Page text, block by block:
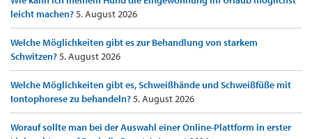
leicht machen?5. August 2026
Welche Möglichkeiten gibt es zur Behandlung von starkem
Schwitzen?5. August 2026
Welche Möglichkeiten gibt es, Schweißhände und Schweißfüße mit
Iontophorese zu behandeln?5. August 2026
Worauf sollte man bei der Auswahl einer Online-Plattform in erster